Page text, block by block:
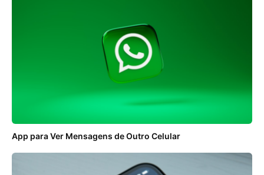
App para Ver Mensagens de Outro Celular